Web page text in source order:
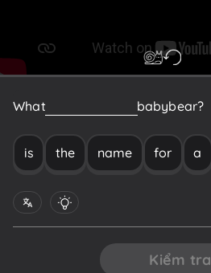
What babybear?
is the name for a
Kiểm tra